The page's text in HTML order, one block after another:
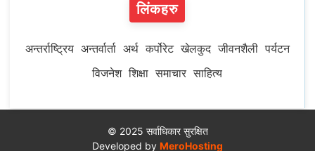
लिंकहरु
अन्तर्राष्ट्रिय अन्तर्वार्ता अर्थ कर्पोरेट खेलकुद जीवनशैली पर्यटन
विजनेश शिक्षा समाचार साहित्य
© 2025 सर्वाधिकार सुरक्षित
Developed by MeroHosting